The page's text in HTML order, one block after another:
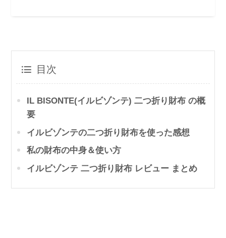
目次
IL BISONTE(イルビゾンテ) 二つ折り財布 の概
要
イルビゾンテの二つ折り財布を使った感想
私の財布の中身＆使い方
イルビゾンテ 二つ折り財布 レビュー まとめ